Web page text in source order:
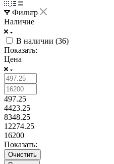
Фильтр
Наличие
В наличии (36)
Показать:
Цена
497.25
4423.25
8348.25
12274.25
16200
Показать:
Очистить